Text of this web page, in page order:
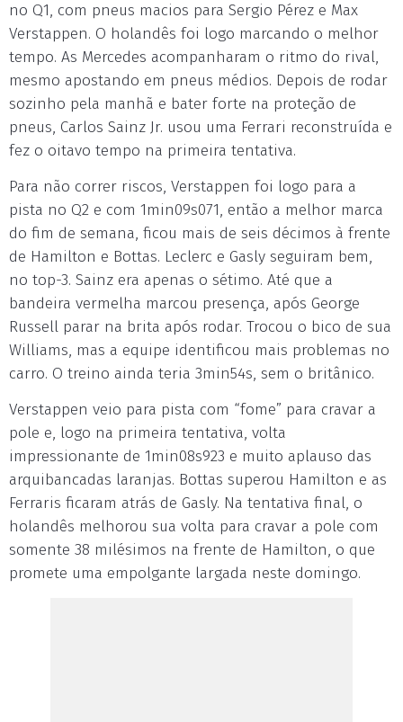
no Q1, com pneus macios para Sergio Pérez e Max
Verstappen. O holandês foi logo marcando o melhor
tempo. As Mercedes acompanharam o ritmo do rival,
mesmo apostando em pneus médios. Depois de rodar
sozinho pela manhã e bater forte na proteção de
pneus, Carlos Sainz Jr. usou uma Ferrari reconstruída e
fez o oitavo tempo na primeira tentativa.
Para não correr riscos, Verstappen foi logo para a
pista no Q2 e com 1min09s071, então a melhor marca
do fim de semana, ficou mais de seis décimos à frente
de Hamilton e Bottas. Leclerc e Gasly seguiram bem,
no top-3. Sainz era apenas o sétimo. Até que a
bandeira vermelha marcou presença, após George
Russell parar na brita após rodar. Trocou o bico de sua
Williams, mas a equipe identificou mais problemas no
carro. O treino ainda teria 3min54s, sem o britânico.
Verstappen veio para pista com “fome” para cravar a
pole e, logo na primeira tentativa, volta
impressionante de 1min08s923 e muito aplauso das
arquibancadas laranjas. Bottas superou Hamilton e as
Ferraris ficaram atrás de Gasly. Na tentativa final, o
holandês melhorou sua volta para cravar a pole com
somente 38 milésimos na frente de Hamilton, o que
promete uma empolgante largada neste domingo.